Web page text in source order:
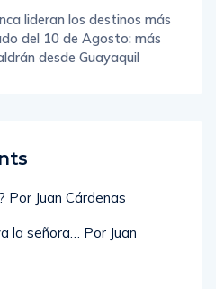
lideran los destinos más
del 10 de Agosto: más
desde Guayaquil
Por Juan Cárdenas
la señora… Por Juan